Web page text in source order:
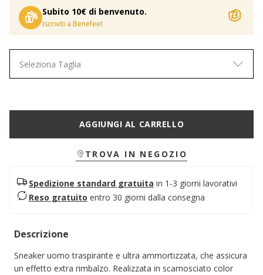
Subito 10€ di benvenuto.
Iscriviti a Benefeet
Seleziona Taglia
AGGIUNGI AL CARRELLO
TROVA IN NEGOZIO
Spedizione standard gratuita in 1-3 giorni lavorativi
Reso gratuito entro 30 giorni dalla consegna
Descrizione
Sneaker uomo traspirante e ultra ammortizzata, che assicura
un effetto extra rimbalzo. Realizzata in scamosciato color